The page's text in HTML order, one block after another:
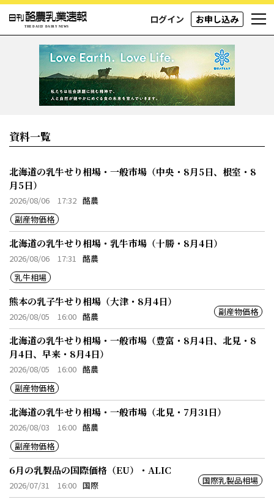
ログイン お申し込み
資料一覧
北海道の乳牛せり相場・一般市場（中央・8月5日、根室・8
月5日）
2026/08/06 17:32 酪農
副産物価格
北海道の乳牛せり相場・乳牛市場（十勝・8月4日）
2026/08/06 17:31 酪農
乳牛相場
熊本の乳子牛せり相場（大津・8月4日）
2026/08/05 16:00 酪農 副産物価格
北海道の乳牛せり相場・一般市場（豊富・8月4日、北見・8
月4日、早来・8月4日）
2026/08/05 16:00 酪農
副産物価格
北海道の乳牛せり相場・一般市場（北見・7月31日）
2026/08/03 16:00 酪農
副産物価格
6月の乳製品の国際価格（EU）・ALIC
2026/07/31 16:00 国際 国際乳製品相場